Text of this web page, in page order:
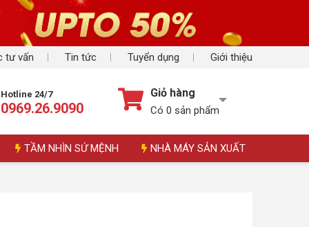
tư vấn Tin tức Tuyển dụng Giới thiệu
Hotline 24/7
0969.26.9090
Giỏ hàng
Có 0 sản phẩm
TẦM NHÌN SỨ MỆNH NHÀ MÁY SẢN XUẤT